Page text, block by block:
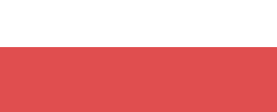
124 4
539 6